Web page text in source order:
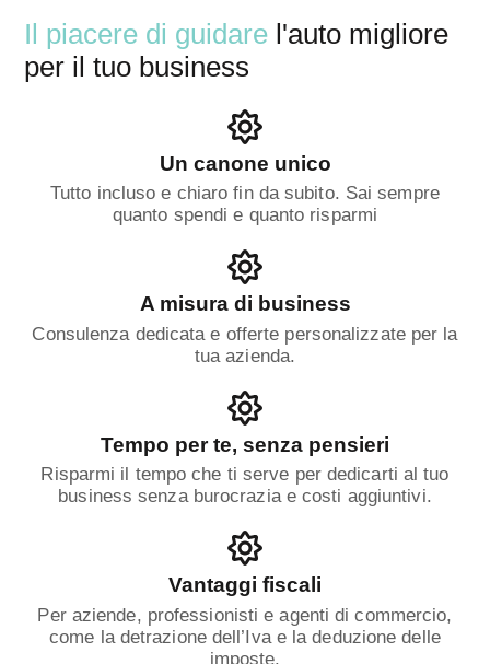
Il piacere di guidare l'auto migliore
per il tuo business
Un canone unico
Tutto incluso e chiaro fin da subito. Sai sempre
quanto spendi e quanto risparmi
A misura di business
Consulenza dedicata e offerte personalizzate per la
tua azienda.
Tempo per te, senza pensieri
Risparmi il tempo che ti serve per dedicarti al tuo
business senza burocrazia e costi aggiuntivi.
Vantaggi fiscali
Per aziende, professionisti e agenti di commercio,
come la detrazione dell’Iva e la deduzione delle
imposte.